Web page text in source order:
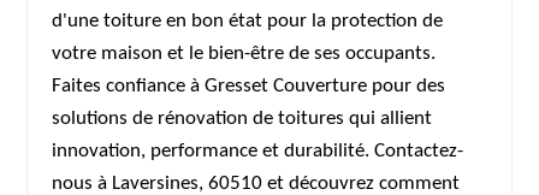
d'une toiture en bon état pour la protection de
votre maison et le bien-être de ses occupants.
Faites confiance à Gresset Couverture pour des
solutions de rénovation de toitures qui allient
innovation, performance et durabilité. Contactez-
nous à Laversines, 60510 et découvrez comment